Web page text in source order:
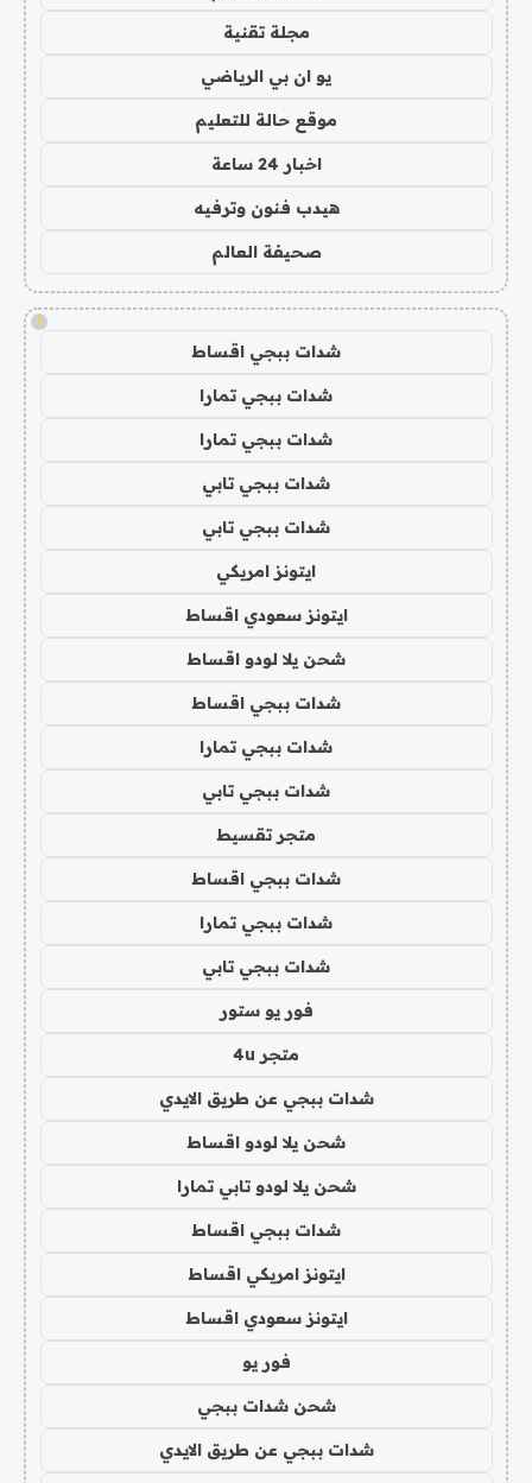
مجلة تقنية
يو ان بي الرياضي
موقع حالة للتعليم
اخبار 24 ساعة
هيدب فنون وترفيه
صحيفة العالم
!
شدات ببجي اقساط
شدات ببجي تمارا
شدات ببجي تمارا
شدات ببجي تابي
شدات ببجي تابي
ايتونز امريكي
ايتونز سعودي اقساط
شحن يلا لودو اقساط
شدات ببجي اقساط
شدات ببجي تمارا
شدات ببجي تابي
متجر تقسيط
شدات ببجي اقساط
شدات ببجي تمارا
شدات ببجي تابي
فور يو ستور
متجر 4u
شدات ببجي عن طريق الايدي
شحن يلا لودو اقساط
شحن يلا لودو تابي تمارا
شدات ببجي اقساط
ايتونز امريكي اقساط
ايتونز سعودي اقساط
فور يو
شحن شدات ببجي
شدات ببجي عن طريق الايدي